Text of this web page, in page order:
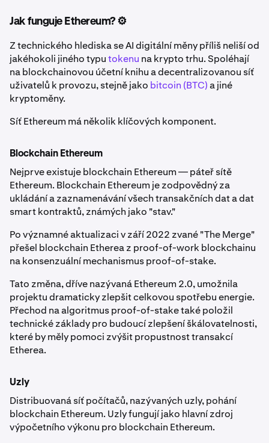
Jak funguje Ethereum? ⚙️
Z technického hlediska se AI digitální měny příliš neliší od
jakéhokoli jiného typutokenu na krypto trhu. Spoléhají
na blockchainovou účetní knihu a decentralizovanou síť
uživatelů k provozu, stejně jako bitcoin (BTC)a jiné
kryptoměny.
Síť Ethereum má několik klíčových komponent.
Blockchain Ethereum
Nejprve existuje blockchain Ethereum — páteř sítě
Ethereum. Blockchain Ethereum je zodpovědný za
ukládání a zaznamenávání všech transakčních dat a dat
smart kontraktů, známých jako "stav."
Po významné aktualizaci v září 2022 zvané "The Merge"
přešel blockchain Etherea z proof-of-work blockchainu
na konsenzuální mechanismus proof-of-stake.
Tato změna, dříve nazývaná Ethereum 2.0, umožnila
projektu dramaticky zlepšit celkovou spotřebu energie.
Přechod na algoritmus proof-of-stake také položil
technické základy pro budoucí zlepšení škálovatelnosti,
které by měly pomoci zvýšit propustnost transakcí
Etherea.
Uzly
Distribuovaná síť počítačů, nazývaných uzly, pohání
blockchain Ethereum. Uzly fungují jako hlavní zdroj
výpočetního výkonu pro blockchain Ethereum.